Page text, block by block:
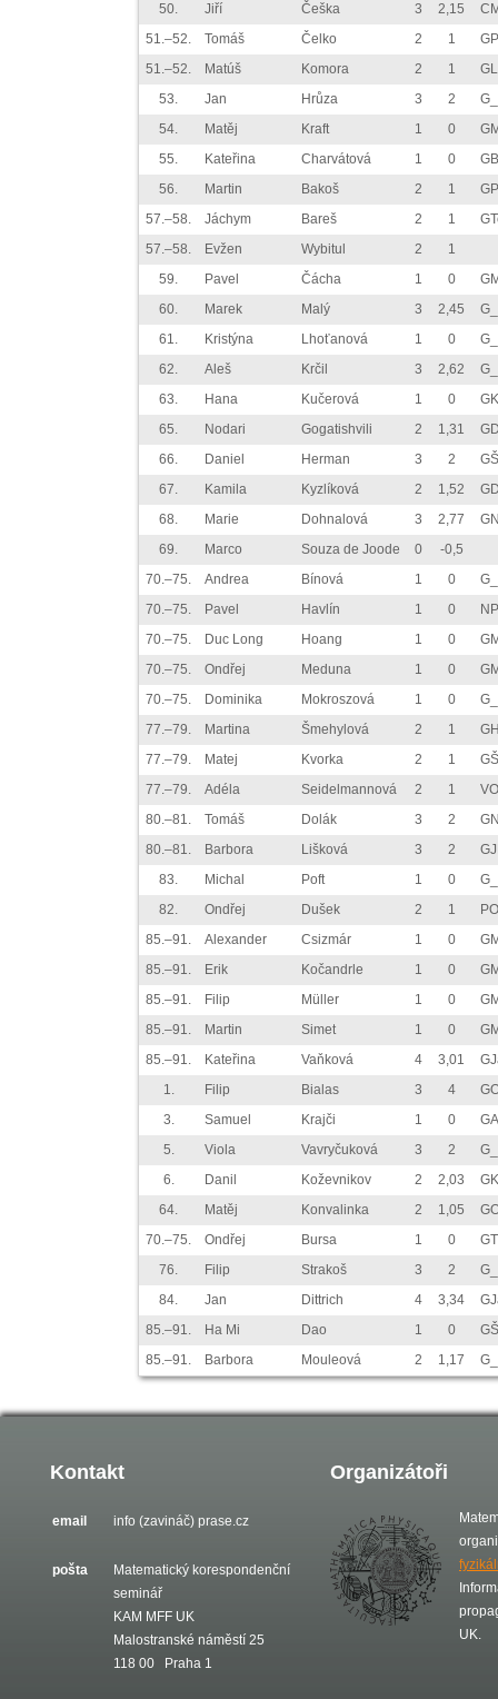
50.
Jiří Češka 3 2,15
51.–52.
Tomáš Čelko 2 1
51.–52.
Matúš Komora 2 1
53.
Jan Hrůza 3 2
54.
Matěj Kraft 1 0
55.
Kateřina Charvátová 1 0
56.
Martin Bakoš 2 1
57.–58.
Jáchym Bareš 2 1
57.–58.
Evžen Wybitul 2
1
59.
Pavel Čácha 1 0
60.
Marek Malý 3 2,45
61.
Kristýna Lhoťanová 1 0
62.
Aleš Krčil 3 2,62
63.
Hana Kučerová 1 0
65.
Nodari Gogatishvili 2 1,31
66.
Daniel Herman 3 2
67.
Kamila Kyzlíková 2 1,52
68.
Marie Dohnalová 3 2,77
69.
Marco Souza de Joode 0
-0,5
70.–75.
Andrea Bínová 1 0
70.–75.
Pavel Havlín 1 0
70.–75.
Duc Long Hoang 1 0
70.–75.
Ondřej Meduna 1 0
70.–75.
Dominika Mokroszová 1 0
77.–79.
Martina Šmehylová 2 1
77.–79.
Matej Kvorka 2 1
77.–79.
Adéla Seidelmannová 2 1
80.–81.
Tomáš Dolák 3 2
80.–81.
Barbora Lišková 3 2
83.
Michal Poft 1 0
82.
Ondřej Dušek 2 1
85.–91.
Alexander Csizmár 1 0
85.–91.
Erik Kočandrle 1 0
85.–91.
Filip Müller 1 0
85.–91.
Martin Simet 1 0
85.–91.
Kateřina Vaňková 4 3,01
1.
Filip Bialas 3 4
3.
Samuel Krajči 1 0
5.
Viola Vavryčuková 3 2
6.
Danil Koževnikov 2 2,03
64.
Matěj Konvalinka 2 1,05
70.–75.
Ondřej Bursa 1 0
76.
Filip Strakoš 3 2
84.
Jan Dittrich 4 3,34
85.–91.
Ha Mi Dao 1 0
85.–91.
Barbora Mouleová 2 1,17
Kontakt
email info (zavináč) prase.cz
pošta
Matematický korespondenční
seminář
KAM MFF UK
Malostranské náměstí 25
118 00 Praha 1
Organizátoři
UK.